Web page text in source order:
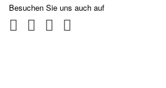
Besuchen Sie uns auch auf